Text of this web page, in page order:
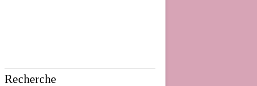
Recherche